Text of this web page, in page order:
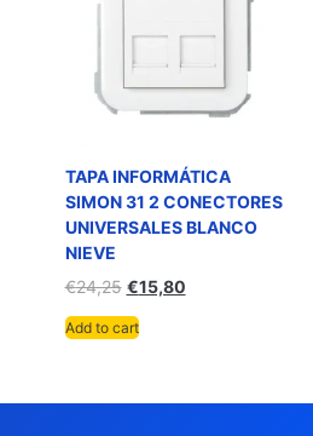
TAPA INFORMÁTICA
SIMON 31 2 CONECTORES
UNIVERSALES BLANCO
NIEVE
€24,25 €15,80
Add to cart